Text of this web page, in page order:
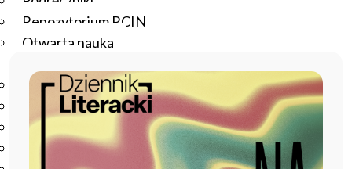
Repozytorium RCIN
Otwarta nauka
Studia podyplomowe
Szkolenia
Szkoła Doktorska Anthropos